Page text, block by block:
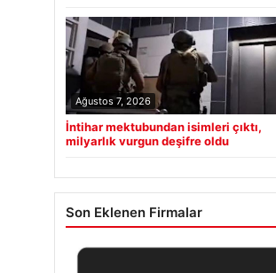
Ağustos 7, 2026
İntihar mektubundan isimleri çıktı,
milyarlık vurgun deşifre oldu
Son Eklenen Firmalar